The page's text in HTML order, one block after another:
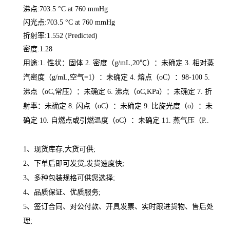
沸点:703.5 °C at 760 mmHg
闪光点:703.5 °C at 760 mmHg
折射率:1.552 (Predicted)
密度:1.28
用途:1. 性状：固体 2. 密度（g/mL,20℃）：未确定 3. 相对蒸
汽密度（g/mL,空气=1）：未确定 4. 熔点（oC）：98-100 5.
沸点（oC,常压）：未确定 6. 沸点（oC,KPa）：未确定 7. 折
射率：未确定 8. 闪点（oC）：未确定 9. 比旋光度（o）：未
确定 10. 自燃点或引燃温度（oC）：未确定 11. 蒸气压（P..
1、现货库存,大货可供;
2、下单后即可发货,发货速度快;
3、多种包装规格可供您选择;
4、品质保证、优质服务;
5、签订合同、对公付款、开具发票、实时跟进货物、售后处
理;